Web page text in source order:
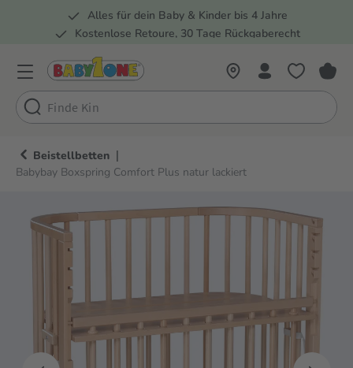
Zur Hauptnavigation springen
Alles für dein Baby & Kinder bis 4 Jahre
Kostenlose Retoure, 30 Tage Rückgaberecht
Beistellbetten |
Babybay Boxspring Comfort Plus natur lackiert